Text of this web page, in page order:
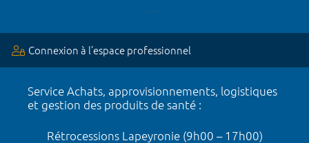
Connexion à l’espace professionnel
Service Achats, approvisionnements, logistiques
et gestion des produits de santé :
Rétrocessions Lapeyronie (9h00 – 17h00)